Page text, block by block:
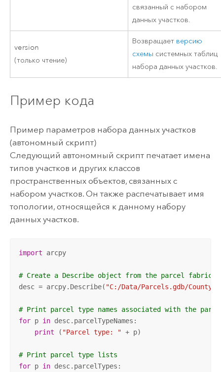
связанный с набором
данных участков.
version
(только чтение)
Возвращает версию
схемы системных таблиц
набора данных участков.
Пример кода
Пример параметров набора данных участков
(автономный скрипт)
Следующий автономный скрипт печатает имена
типов участков и других классов
пространственных объектов, связанных с
набором участков. Он также распечатывает имя
топологии, относящейся к данному набору
данных участков.
import arcpy
# Create a Describe object from the parcel fabric
desc = arcpy.Describe( "C:/Data/Parcels.gdb/County/
# Print parcel type names associated with the
for p in desc.parcelTypeNames:
print ( "Parcel type: " + p)
# Print parcel type lists
for p in desc.parcelTypes: